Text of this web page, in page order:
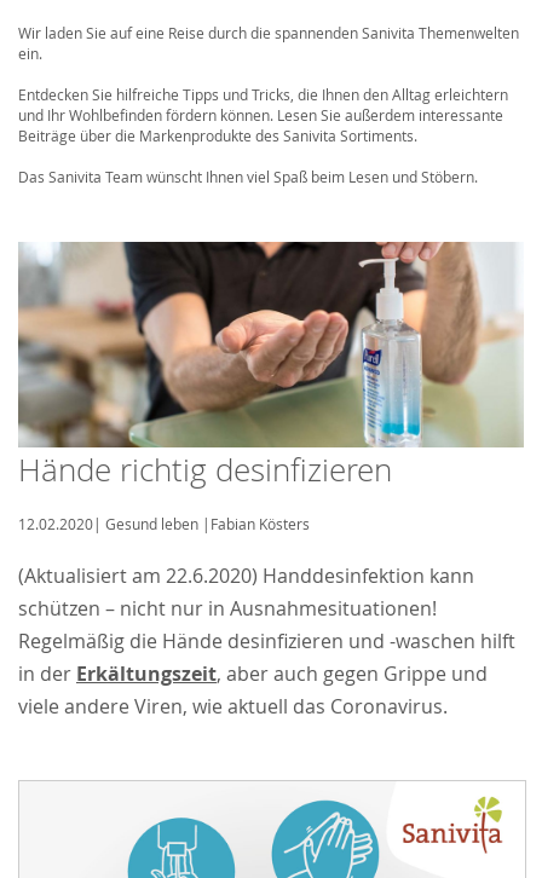
Hände richtig desinfizieren
12.02.2020| Gesund leben | Fabian Kösters
(Aktualisiert am 22.6.2020) Handdesinfektion kann
schützen – nicht nur in Ausnahmesituationen!
Regelmäßig die Hände desinfizieren und -waschen hilft
in der Erkältungszeit, aber auch gegen Grippe und
viele andere Viren, wie aktuell das Coronavirus.
Wir laden Sie auf eine Reise durch die spannenden Sanivita Themenwelten
ein.
Entdecken Sie hilfreiche Tipps und Tricks, die Ihnen den Alltag erleichtern
und Ihr Wohlbefinden fördern können. Lesen Sie außerdem interessante
Beiträge über die Markenprodukte des Sanivita Sortiments.
Das Sanivita Team wünscht Ihnen viel Spaß beim Lesen und Stöbern.